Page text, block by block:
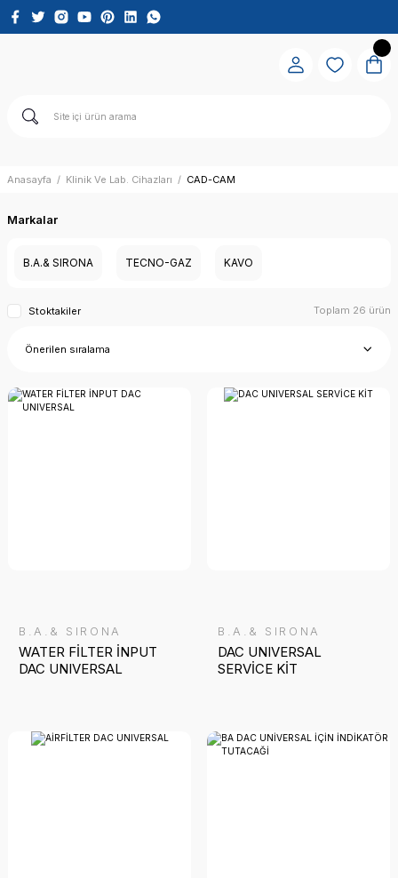
Anasayfa Klinik Ve Lab. Cihazları CAD-CAM
Markalar
B.A.& SIRONA TECNO-GAZ KAVO
Stoktakiler Toplam 26 ürün
B.A.& SIRONA
WATER FİLTER İNPUT
DAC UNIVERSAL
B.A.& SIRONA
DAC UNIVERSAL
SERVİCE KİT